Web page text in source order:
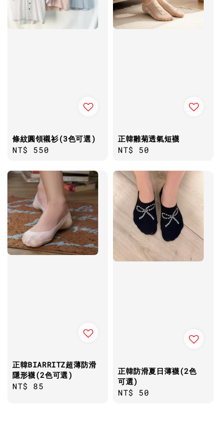
條紋圓領襯衫(3色可選)
Regular
NT$ 550
正韓雛菊透氣短襪
Regular
NT$ 50
正韓BIARRITZ超薄防滑
隱形襪(2色可選)
Regular
NT$ 85
正韓防滑夏日薄襪(2色
可選)
Regular
NT$ 50